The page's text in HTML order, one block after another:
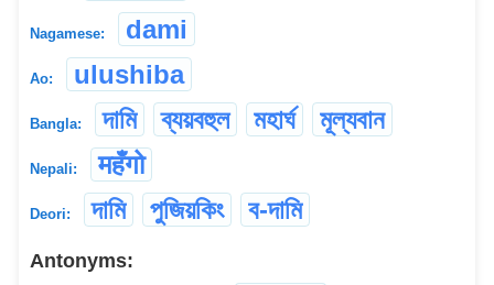
Nagamese: dami
Ao: ulushiba
Bangla: দামি ব্যয়বহুল মহার্ঘ মূল্যবান
Nepali: महँगो
Deori: দামি পুজিয়কিং ব-দামি
Antonyms: